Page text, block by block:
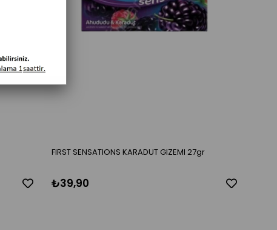
FIRST SENSATIONS KARADUT GIZEMI 27gr
₺39,90